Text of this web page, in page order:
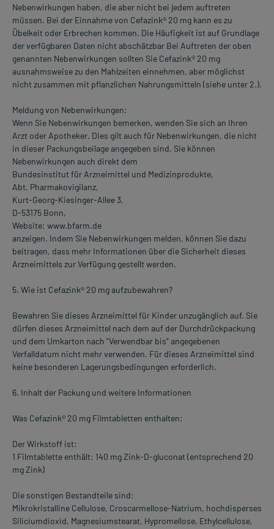
Nebenwirkungen haben, die aber nicht bei jedem auftreten
müssen. Bei der Einnahme von Cefazink® 20 mg kann es zu
Übelkeit oder Erbrechen kommen. Die Häufigkeit ist auf Grundlage
der verfügbaren Daten nicht abschätzbar Bei Auftreten der oben
genannten Nebenwirkungen sollten Sie Cefazink® 20 mg
ausnahmsweise zu den Mahlzeiten einnehmen, aber möglichst
nicht zusammen mit pflanzlichen Nahrungsmitteln (siehe unter 2.).
Meldung von Nebenwirkungen:
Wenn Sie Nebenwirkungen bemerken, wenden Sie sich an Ihren
Arzt oder Apotheker. Dies gilt auch für Nebenwirkungen, die nicht
in dieser Packungsbeilage angegeben sind. Sie können
Nebenwirkungen auch direkt dem
Bundesinstitut für Arzneimittel und Medizinprodukte,
Abt. Pharmakovigilanz,
Kurt-Georg-Kiesinger-Allee 3,
D-53175 Bonn,
Website: www.bfarm.de
anzeigen. Indem Sie Nebenwirkungen melden, können Sie dazu
beitragen, dass mehr Informationen über die Sicherheit dieses
Arzneimittels zur Verfügung gestellt werden.
5. Wie ist Cefazink® 20 mg aufzubewahren?
Bewahren Sie dieses Arzneimittel für Kinder unzugänglich auf. Sie
dürfen dieses Arzneimittel nach dem auf der Durchdrückpackung
und dem Umkarton nach "Verwendbar bis" angegebenen
Verfalldatum nicht mehr verwenden. Für dieses Arzneimittel sind
keine besonderen Lagerungsbedingungen erforderlich.
6. Inhalt der Packung und weitere Informationen
Was Cefazink® 20 mg Filmtabletten enthalten:
Der Wirkstoff ist:
1 Filmtablette enthält: 140 mg Zink-D-gluconat (entsprechend 20
mg Zink)
Die sonstigen Bestandteile sind:
Mikrokristalline Cellulose, Croscarmellose-Natrium, hochdisperses
Siliciumdioxid, Magnesiumstearat, Hypromellose, Ethylcellulose,